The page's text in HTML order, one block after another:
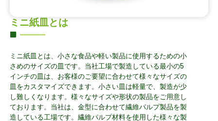
ミニ紙皿とは
ミニ紙皿とは、小さな食品や軽い製品に使用するための小
さめのサイズの皿です。当社工場で製造している最小の5
インチの皿は、お客様のご要望に合わせて様々なサイズの
皿をカスタマイズできます。小さい皿は軽量で、製造が少
し難しくなります。様々なサイズや形状の製品をご用意し
ております。当社は、金型に合わせて繊維パルプ製品を製
造している工場です。繊維パルプ材料を使用した様々な製